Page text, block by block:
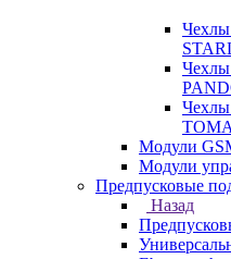
Чехлы
Чехлы
Чехлы
Модули
Модули
Предпусковые
Назад